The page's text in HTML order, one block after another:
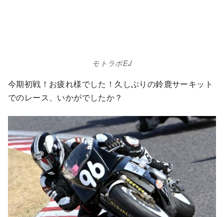
モトラボEJ
今期初戦！お疲れ様でした！久しぶりの鈴鹿サーキット
でのレース、いかがでしたか？